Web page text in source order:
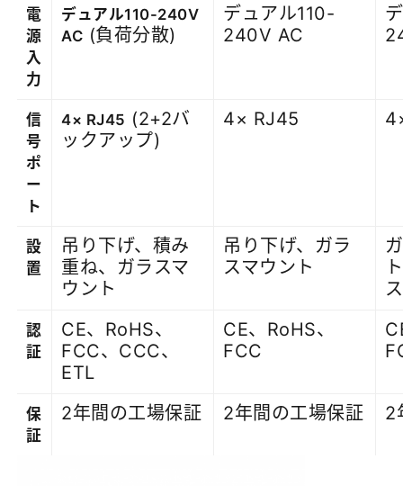
電
源
入
力
デュアル110-240V
AC (負荷分散)
デュアル110-
240V AC
信
号
ポ
ー
ト
4× RJ45 (2+2バ
ックアップ)
4× RJ45
設
置
吊り下げ、積み
重ね、ガラスマ
ウント
吊り下げ、ガラ
スマウント
ス
認
証
CE、RoHS、
FCC、CCC、
ETL
CE、RoHS、
FCC
保
証
2年間の工場保証 2年間の工場保証 2